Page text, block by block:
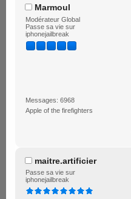
Marmoul
Modérateur Global
Passe sa vie sur
iphonejailbreak
Messages: 6968
Apple of the firefighters
maitre.artificier
Passe sa vie sur
iphonejailbreak